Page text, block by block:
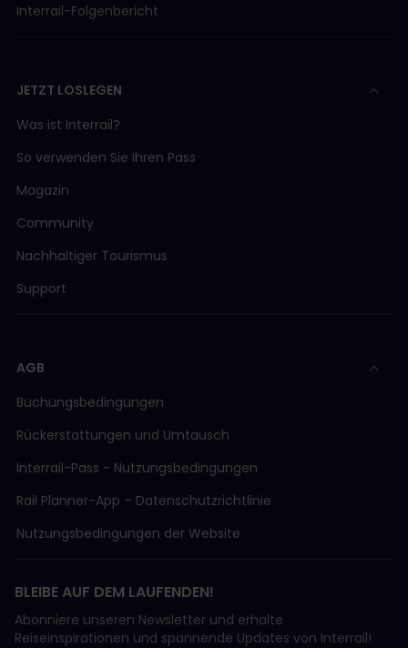
Interrail-Folgenbericht
JETZT LOSLEGEN
Was ist Interrail?
So verwenden Sie Ihren Pass
Magazin
Community
Nachhaltiger Tourismus
Support
AGB
Buchungsbedingungen
Rückerstattungen und Umtausch
Interrail-Pass - Nutzungsbedingungen
Rail Planner-App – Datenschutzrichtlinie
Nutzungsbedingungen der Website
BLEIBE AUF DEM LAUFENDEN!
Abonniere unseren Newsletter und erhalte
Reiseinspirationen und spannende Updates von Interrail!